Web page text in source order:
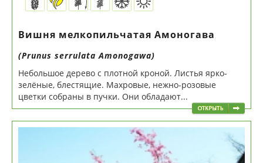
Вишня мелкопильчатая Амоногава
(Prunus serrulata Amonogawa)
Небольшое дерево с плотной кроной. Листья ярко-
зелёные, блестящие. Махровые, нежно-розовые
цветки собраны в пучки. Они обладают...